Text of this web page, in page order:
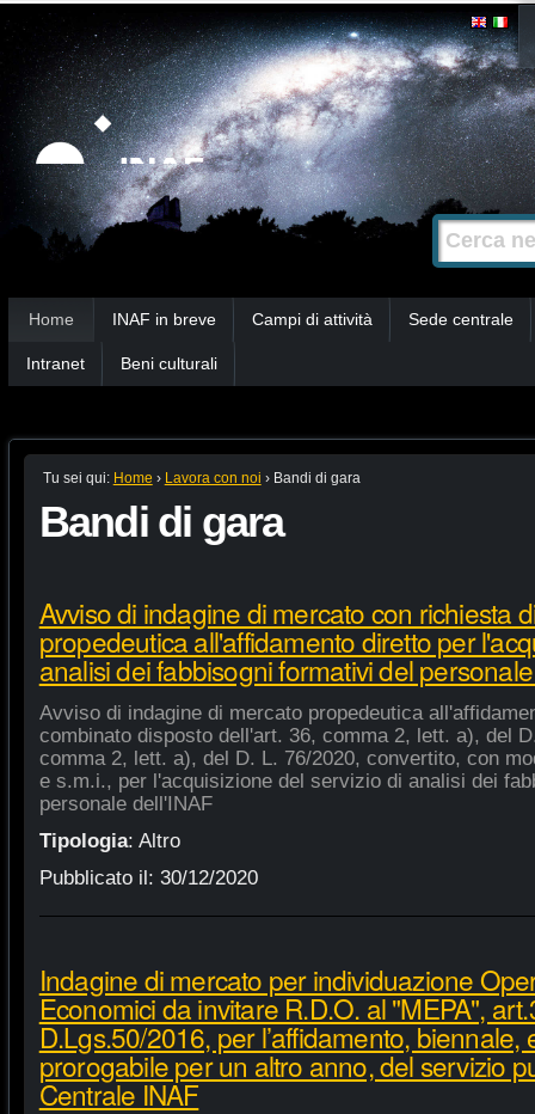
Strumenti
personali
Salta
contenuti.
|
Salta
alla
navigazione
Cerca nel
Ricerca
avanzata…
Home INAF in breve Campi di attività Sede centrale
Intranet Beni culturali
Tu sei qui: Home › Lavora con noi › Bandi di gara
Bandi di gara
Avviso di indagine di mercato con richiesta
propedeutica all'affidamento diretto per
analisi dei fabbisogni formativi del
Avviso di indagine di mercato propedeutica
combinato disposto dell'art. 36, comma 2, lett. a), del
comma 2, lett. a), del D. L. 76/2020, convertito, con
e s.m.i., per l'acquisizione del servizio di analisi dei
personale dell'INAF
Tipologia: Altro
Pubblicato il: 30/12/2020
Indagine di mercato per individuazione
Economici da invitare R.D.O. al "MEPA",
D.Lgs.50/2016, per l’affidamento, biennale,
prorogabile per un altro anno, del servizio
Centrale INAF